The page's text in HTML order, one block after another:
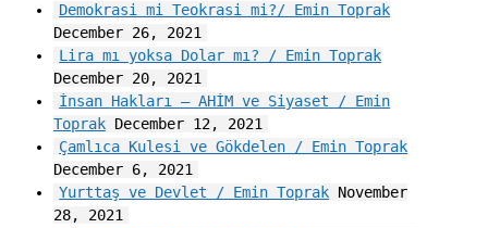
Demokrasi mi Teokrasi mi?/ Emin Toprak
December 26, 2021
Lira mı yoksa Dolar mı? / Emin Toprak
December 20, 2021
İnsan Hakları – AHİM ve Siyaset / Emin
ToprakDecember 12, 2021
Çamlıca Kulesi ve Gökdelen / Emin Toprak
December 6, 2021
Yurttaş ve Devlet / Emin Toprak November
28, 2021